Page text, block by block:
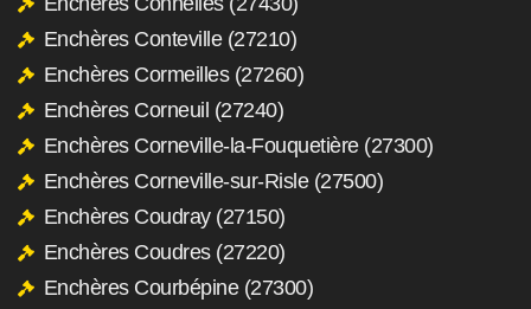
Enchères Conteville (27210)
Enchères Cormeilles (27260)
Enchères Corneuil (27240)
Enchères Corneville-la-Fouquetière (27300)
Enchères Corneville-sur-Risle (27500)
Enchères Coudray (27150)
Enchères Coudres (27220)
Enchères Courbépine (27300)